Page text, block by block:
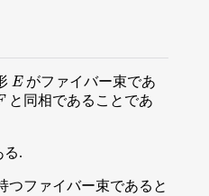
Eがファイバー束であ
と同相であることであ
る.
つファイバー束であると